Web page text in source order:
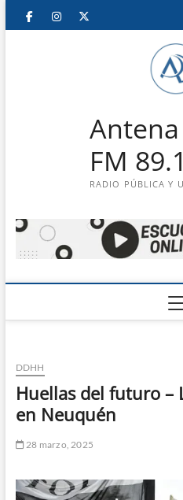
Saltar
FacebookInstagram
FM
RADIO PÚBLICA Y
DDHH
Huellas del futuro –
en Neuquén
28 marzo, 2025